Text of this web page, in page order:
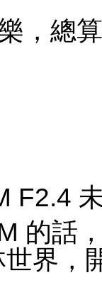
，總
F2.4
的話
界，